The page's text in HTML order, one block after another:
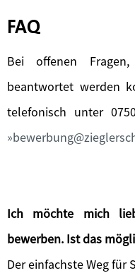
FAQ
Bei offenen
beantwortet werden
telefonisch unter
Ich möchte mich
bewerben. Ist das
Der einfachste Weg für